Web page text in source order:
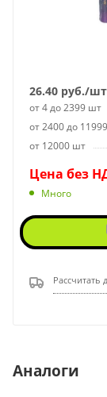
26.40 руб./шт
от 4 до 2399 шт
от 2400 до
от 12000 шт
Цена без
Много
Рассчитать
Аналоги